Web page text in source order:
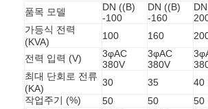
품목 모델
DN ((B)
-100
DN ((B)
-160
가등식 전력
(KVA)
100 160
전력 입력 (V)
3φAC
380V
3φAC
380V
최대 단회로 전류
(KA)
30 35 40
작업주기 (%)
50 50 50